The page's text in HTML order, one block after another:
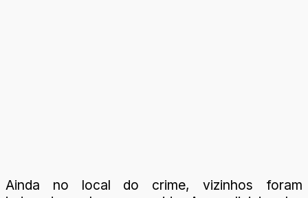
Ainda no local do crime, vizinhos foram